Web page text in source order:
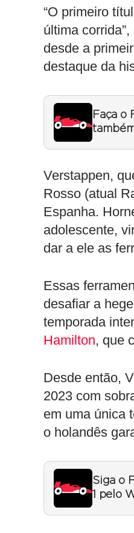
“O primeiro
última
desde a
destaque da
Faça o
Verstappen,
Rosso (atual
Espanha.
adolescente,
dar a ele as
Essas
desafiar a
temporada
Hamilton, que
Desde então,
2023 com
em uma única
o holandês
Siga o
1 pelo